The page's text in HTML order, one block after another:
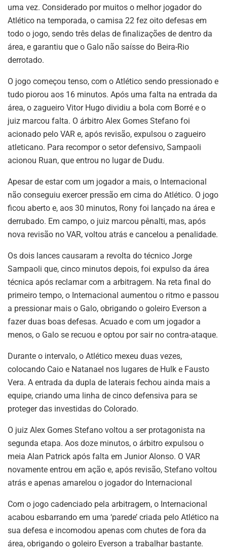
uma vez. Considerado por muitos o melhor jogador do
Atlético na temporada, o camisa 22 fez oito defesas em
todo o jogo, sendo três delas de finalizações de dentro da
área, e garantiu que o Galo não saísse do Beira-Rio
derrotado.
O jogo começou tenso, com o Atlético sendo pressionado e
tudo piorou aos 16 minutos. Após uma falta na entrada da
área, o zagueiro Vitor Hugo dividiu a bola com Borré e o
juiz marcou falta. O árbitro Alex Gomes Stefano foi
acionado pelo VAR e, após revisão, expulsou o zagueiro
atleticano. Para recompor o setor defensivo, Sampaoli
acionou Ruan, que entrou no lugar de Dudu.
Apesar de estar com um jogador a mais, o Internacional
não conseguiu exercer pressão em cima do Atlético. O jogo
ficou aberto e, aos 30 minutos, Rony foi lançado na área e
derrubado. Em campo, o juiz marcou pênalti, mas, após
nova revisão no VAR, voltou atrás e cancelou a penalidade.
Os dois lances causaram a revolta do técnico Jorge
Sampaoli que, cinco minutos depois, foi expulso da área
técnica após reclamar com a arbitragem. Na reta final do
primeiro tempo, o Internacional aumentou o ritmo e passou
a pressionar mais o Galo, obrigando o goleiro Everson a
fazer duas boas defesas. Acuado e com um jogador a
menos, o Galo se recuou e optou por sair no contra-ataque.
Durante o intervalo, o Atlético mexeu duas vezes,
colocando Caio e Natanael nos lugares de Hulk e Fausto
Vera. A entrada da dupla de laterais fechou ainda mais a
equipe, criando uma linha de cinco defensiva para se
proteger das investidas do Colorado.
O juiz Alex Gomes Stefano voltou a ser protagonista na
segunda etapa. Aos doze minutos, o árbitro expulsou o
meia Alan Patrick após falta em Junior Alonso. O VAR
novamente entrou em ação e, após revisão, Stefano voltou
atrás e apenas amarelou o jogador do Internacional
Com o jogo cadenciado pela arbitragem, o Internacional
acabou esbarrando em uma ‘parede’ criada pelo Atlético na
sua defesa e incomodou apenas com chutes de fora da
área, obrigando o goleiro Everson a trabalhar bastante.